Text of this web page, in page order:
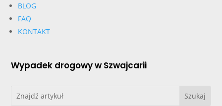
BLOG
FAQ
KONTAKT
Wypadek drogowy w Szwajcarii